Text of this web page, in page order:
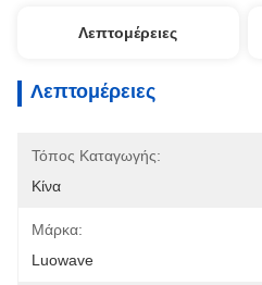
Λεπτομέρειες
Λεπτομέρειες
Τόπος Καταγωγής:
Κίνα
Μάρκα:
Luowave